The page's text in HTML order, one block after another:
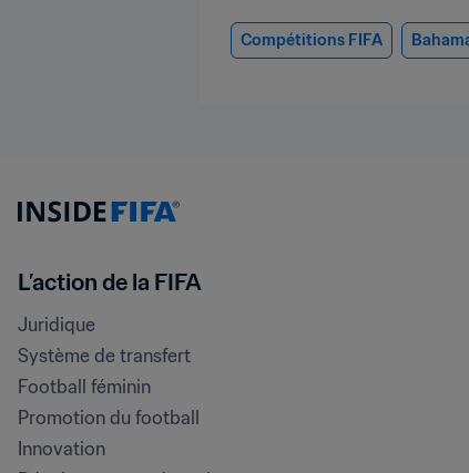
Compétitions FIFA
L’action de la FIFA
Juridique
Système de transfert
Football féminin
Promotion du football
Innovation